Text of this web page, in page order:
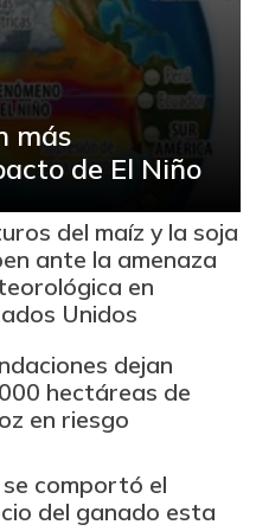
$ 12.000,00
$ 2.420,00
+0,83%
$ 1.722,00
-10,17%
$ 12.000,00
+71,43%
$ 11.667,00
+16,67%
$ 14.000,00
-3,45%
más
de El Niño
del maíz y la soja
ante la amenaza
en
Unidos
dejan
hectáreas de
en riesgo
comportó el
del ganado esta